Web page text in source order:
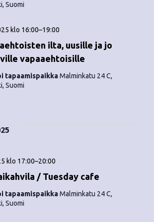
Suomi
ilta, uusille ja jo
vapaaehtoisille
klo 16:00–19:00
tapaamispaikkaMalminkatu 24 C,
Suomi
/ Tuesday cafe
klo 17:00–20:00
tapaamispaikkaMalminkatu 24 C,
Suomi